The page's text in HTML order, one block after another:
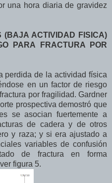
una hora diaria de gravidez
(BAJA ACTIVIDAD FISICA)
PARA FRACTURA POR
perdida de la actividad física
en un factor de riesgo
por fragilidad. Gardner
prospectiva demostró que
se asocian fuertemente a
de cadera y de otros
y raza; y si era ajustado a
variables de confusión
de fractura en forma
figura 5.